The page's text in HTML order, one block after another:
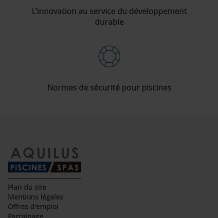
L’innovation au service du développement
durable
Normes de sécurité pour piscines
Plan du site(ouvre
dans
une
nouvelle
Mentions légales
Offres d'emploi
(ouvre